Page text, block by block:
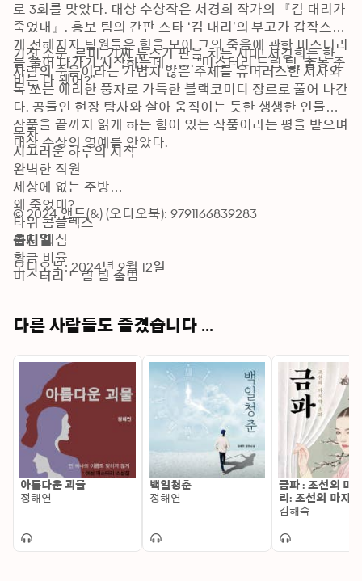
로 3회를 맞았다. 대상 수상작은 서경희 작가의 『김 대리가
죽었대』. 홍보 팀의 간판 스타 ‘김 대리’의 부고가 갑작스럽
게 전해지자 팀원들은 힘을 모아 그의 죽음에 관한 미스터리
를 풀어 나가기 시작하는데……. “미스터리 드림 팀, 출동 준
비는 다 됐어?”
거짓 소문, 루머, 가짜 뉴스가 판을 치는 시대! 서경희는 한
사람의 죽음이라는 가볍지 않은 주제를 유머러스한 서사와
톡 쏘는 예리한 풍자로 가득한 블랙코미디 장르로 풀어 나간
다. 공들인 현장 탐사와 살아 움직이는 듯한 생생한 인물들,
작품을 끝까지 읽게 하는 힘이 있는 작품이라는 평을 받으며
대상 수상의 영예를 안았다.
목차
시끄러운 하루의 시작
완벽한 직원
세상에 없는 주방
왜 죽었대?
타워 콤플렉스
어떤 의심
황금 비율
미스터리 드림 팀 출범
자살? 자살!
새로운 사실들
ABO 가족
모자이크 사람들
미스터리 드림 팀 출격
작가의 말
© 2024 앤드(&) (오디오북): 9791166839283
출시일
오디오북: 2024년 9월 12일
다른 사람들도 즐겼습니다 ...
아름다운 괴물
정해연
백일청춘
정해연
금파 : 조선의 마
리: 조선의 마지
김해숙